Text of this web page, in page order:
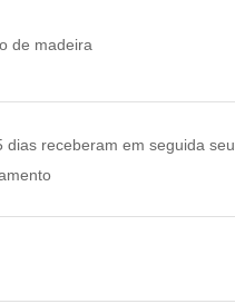
de madeira
dias receberam em seguida seu